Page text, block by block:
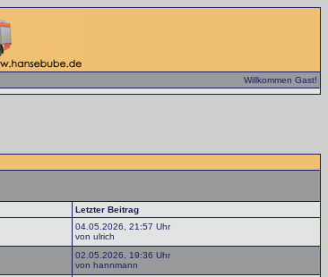
Willkommen Gast!
Letzter Beitrag
04.05.2026, 21:57 Uhr
von ulrich
02.05.2026, 19:36 Uhr
von hannmann